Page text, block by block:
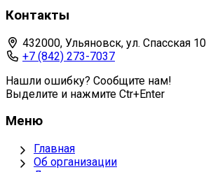
Контакты
432000, Ульяновск, ул. Спасская 10
+7 (842) 273-7037
Нашли ошибку? Сообщите нам!
Выделите и нажмите Ctr+Enter
Меню
Главная
Об организации